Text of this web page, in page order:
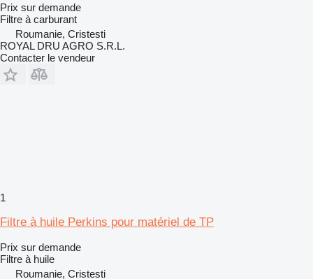
Prix sur demande
Filtre à carburant
Roumanie, Cristesti
ROYAL DRU AGRO S.R.L.
Contacter le vendeur
1
Filtre à huile Perkins pour matériel de TP
Prix sur demande
Filtre à huile
Roumanie, Cristesti